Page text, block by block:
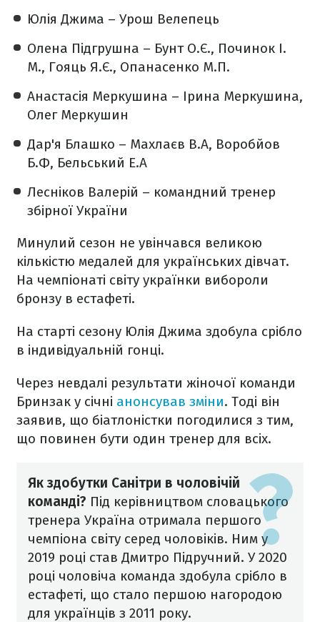
Юлія Джима – Урош Велепець
Олена Підгрушна – Бунт О.Є., Починок І.
М., Гояць Я.Є., Опанасенко М.П.
Анастасія Меркушина – Ірина Меркушина,
Олег Меркушин
Дар'я Блашко – Махлаєв В.А, Воробйов
Б.Ф, Бельський Е.А
Лесніков Валерій – командний тренер
збірної України
Минулий сезон не увінчався великою
кількістю медалей для українських дівчат.
На чемпіонаті світу українки вибороли
бронзу в естафеті.
На старті сезону Юлія Джима здобула срібло
в індивідуальній гонці.
Через невдалі результати жіночої команди
Бринзак у січні анонсував зміни. Тоді він
заявив, що біатлоністки погодилися з тим,
що повинен бути один тренер для всіх.
Як здобутки Санітри в чоловічій
команді? Під керівництвом словацького
тренера Україна отримала першого
чемпіона світу серед чоловіків. Ним у
2019 році став Дмитро Підручний. У 2020
році чоловіча команда здобула срібло в
естафеті, що стало першою нагородою
для українців з 2011 року.